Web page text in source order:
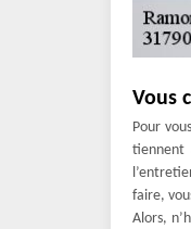
Vous
Pour
tiennent
faire,
Alors,